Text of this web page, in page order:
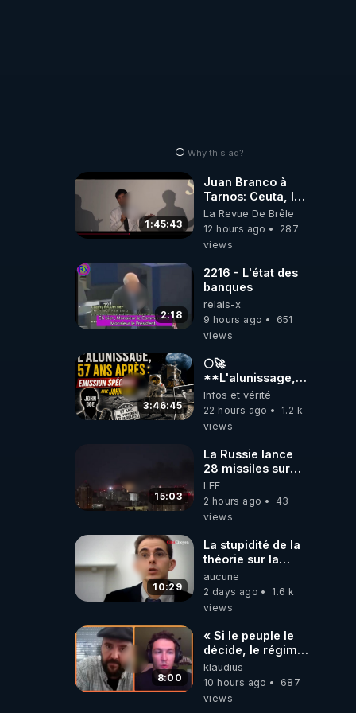
Why this ad?
1:45:43
Juan Branco à
Tarnos: Ceuta, le
narcotrafic et le
pouvoir en France
La Revue De Brêle
12 hours ago
287
views
2:18
2216 - L'état des
banques
relais-x
9 hours ago
651
views
3:46:45
🌕🚀
**L'alunissage,
57 ans après :
Émission spéciale
avec John Doe
Infos et vérité
22 hours ago
1.2 k
views
15:03
La Russie lance
28 missiles sur
Kiev, l'attaque
révèle la faiblesse
de Kiev
LEF
2 hours ago
43
views
10:29
La stupidité de la
théorie sur la
responsabilité de
l’homme
concernant le
carbone.
aucune
2 days ago
1.6 k
views
8:00
« Si le peuple le
décide, le régime
peut tomber
demain ! »
klaudius
10 hours ago
687
views